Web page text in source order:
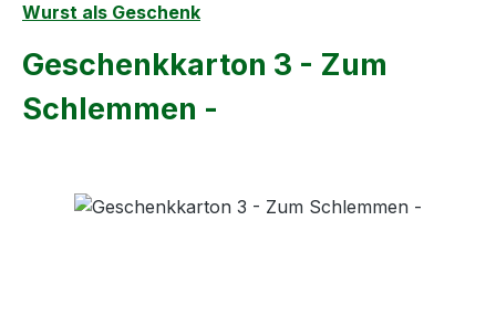
Wurst als Geschenk
Geschenkkarton 3 - Zum
Schlemmen -
Bildergalerie überspringen